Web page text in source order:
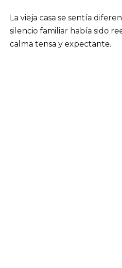
La vieja casa se sentía
silencio familiar había sido
calma tensa y expectante.